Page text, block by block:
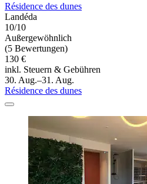
Résidence des dunes
Landéda
10/10
Außergewöhnlich
(5 Bewertungen)
130 €
inkl. Steuern & Gebühren
30. Aug.–31. Aug.
Résidence des dunes